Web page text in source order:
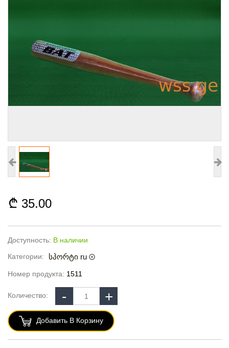
35.00
Доступность: В наличии
Категории:
სპორტი ru
Номер продукта: 1511
Количество:
Добавить В Корзину